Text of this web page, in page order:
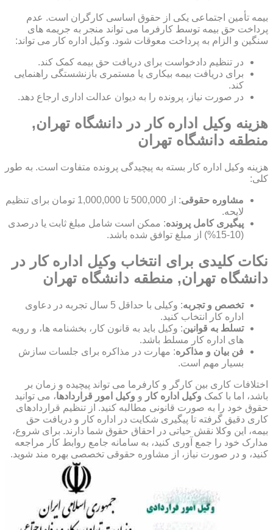
بیمه تأمین اجتماعی یکی از حقوق اساسی کارگران است. عدم
پرداخت حق بیمه توسط کارفرما می تواند منجر به جریمه های
سنگین و الزام به پرداخت معوقات شود. وکیل اداره کار می تواند:
در تنظیم دادخواست برای دریافت حق بیمه کمک کند.
برای دریافت بیمه بیکاری یا مستمری بازنشستگی راهنمایی
کند.
در صورت نیاز، پرونده را به دیوان عدالت اداری ارجاع دهد.
هزینه وکیل اداره کار در دانشگاه تهران,
منطقه دانشگاه تهران
هزینه وکیل اداره کار بسته به پیچیدگی پرونده متفاوت است. به طور
کلی:
مشاوره حقوقی
: از 500,000 تا 1,000,000 تومان برای تنظیم
لایحه.
پیگیری کامل پرونده: ممکن است شامل مبلغ ثابت یا درصدی
(10-15%) از مبلغ توافق شده باشد.
نکات کلیدی برای انتخاب وکیل اداره کار در
دانشگاه تهران, منطقه دانشگاه تهران
تخصص و تجربه
: وکیلی با حداقل 5 سال تجربه در دعاوی
اداره کار انتخاب کنید.
تسلط به قوانین: وکیل باید به قانون کار، بخشنامه ها، و رویه
های اداره کار مسلط باشد.
فن بیان و مذاکره: مهارت در مذاکره برای جلسات سازش
بسیار مهم است.
اختلافات کاری بین کارگر و کارفرما می تواند پیچیده و زمان بر
باشد، اما با کمک وکیل اداره کار و وکیل امور قراردادها، می توانید
حقوق خود را به صورت قانونی مطالبه کنید. از تنظیم قراردادهای
کاری دقیق گرفته تا پیگیری شکایت در اداره کار و دریافت حق
بیمه، این وکلا نقش حیاتی در احقاق حقوق شما دارند. برای شروع،
مدارک خود را جمع آوری کنید، به سامانه جامع روابط کار مراجعه
کنید، و در صورت نیاز، از مشاوره حقوقی تخصصی بهره مند شوید.